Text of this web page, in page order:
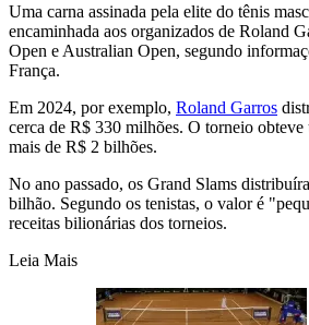
Uma carna assinada pela elite do tênis
encaminhada aos organizados de Roland
Open e Australian Open, segundo
França.
Em 2024, por exemplo, Roland Garros
cerca de R$ 330 milhões. O torneio obteve
mais de R$ 2 bilhões.
No ano passado, os Grand Slams
bilhão. Segundo os tenistas, o valor é
receitas bilionárias dos torneios.
Leia Mais